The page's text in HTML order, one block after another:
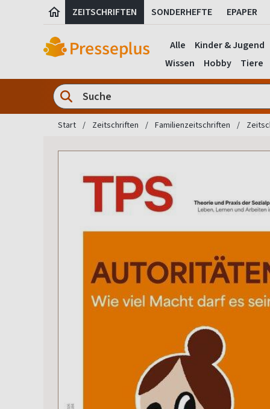
ZEITSCHRIFTEN SONDERHEFTE EPAPER
Alle Kinder & Jugend
Wissen
Hobby Tiere
Start Zeitschriften Familienzeitschriften